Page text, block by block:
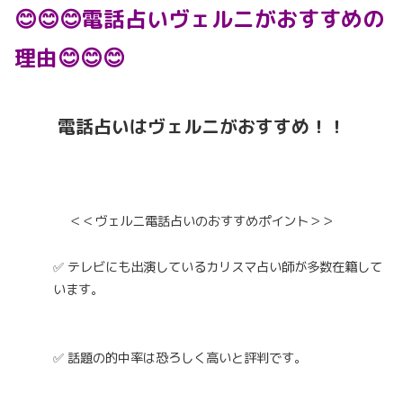
😊😊😊電話占いヴェルニがおすすめの
理由😊😊😊
電話占いはヴェルニがおすすめ！！
＜＜ヴェルニ電話占いのおすすめポイント＞＞
✅ テレビにも出演しているカリスマ占い師が多数在籍して
います。
✅ 話題の的中率は恐ろしく高いと評判です。